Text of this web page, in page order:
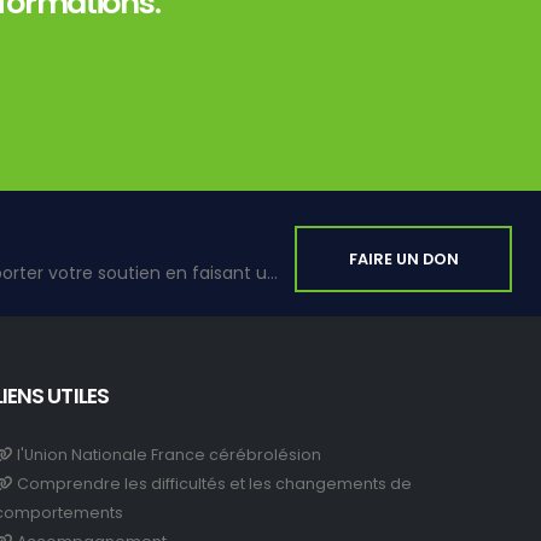
Vous avez la possibilité d’apporter votre soutien en faisant un don.
FAIRE UN DON
UTILES
l'Union Nationale France cérébrolésion
Comprendre les difficultés et les changements de